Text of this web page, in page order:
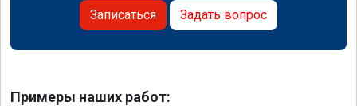
Записаться Задать вопрос
Примеры наших работ: